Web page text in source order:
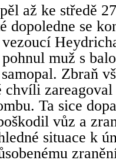
až ke středě
dopoledne se
muž s
Zbraň
Ta sice
vůz a
situace k